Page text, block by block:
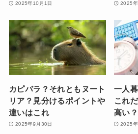
2025年10月1日 2025
カピバラ？それともヌート
リア？見分けるポイントや
違いはこれ
2025年9月30日
一人
これ
高い？
2025